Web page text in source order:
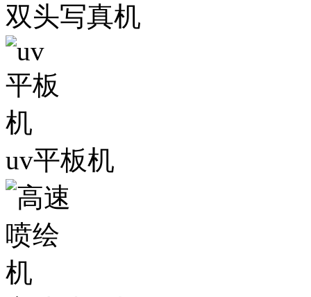
双头写真机
uv平板机